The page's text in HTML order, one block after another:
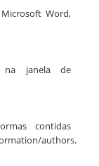
Word,
na janela de
contidas
authors.